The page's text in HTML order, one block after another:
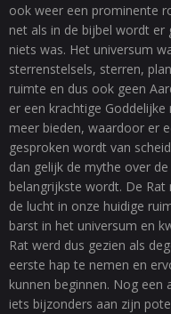
ook weer een prominente
net als in de bijbel wordt er
niets was. Het universum
sterrenstelsels, sterren,
ruimte en dus ook geen
er een krachtige
meer bieden, waardoor er
gesproken wordt van
dan gelijk de mythe over
belangrijkste wordt. De
de lucht in onze huidige
barst in het universum en
Rat werd dus gezien als
eerste hap te nemen en
kunnen beginnen. Nog een
iets bijzonders aan zijn